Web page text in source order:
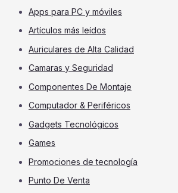
Apps para PC y móviles
Artículos más leídos
Auriculares de Alta Calidad
Camaras y Seguridad
Componentes De Montaje
Computador & Periféricos
Gadgets Tecnológicos
Games
Promociones de tecnología
Punto De Venta